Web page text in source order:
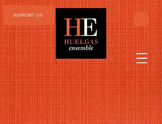
SUPPORT US